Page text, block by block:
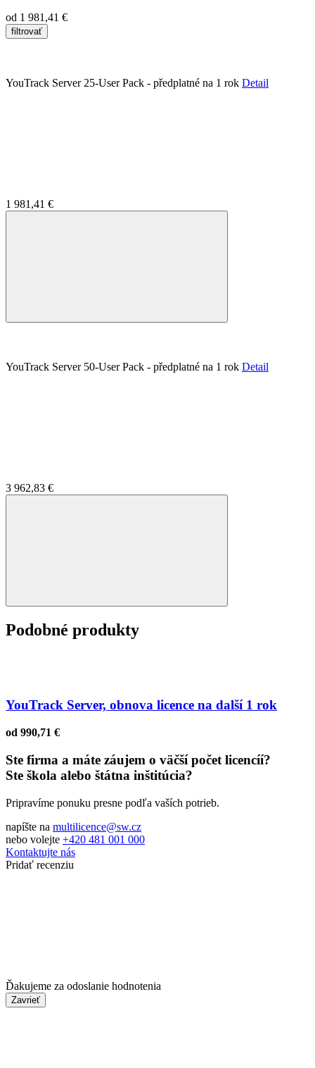
od 1 981,41 €
YouTrack Server 25-User Pack - předplatné na 1 rok Detail
1 981,41 €
YouTrack Server 50-User Pack - předplatné na 1 rok Detail
3 962,83 €
Podobné produkty
YouTrack Server, obnova licence na další 1 rok
od 990,71 €
Ste firma a máte záujem o väčší počet licencíí?
Ste škola alebo štátna inštitúcia?
Pripravíme ponuku presne podľa vaších potrieb.
napíšte na multilicence@sw.cz
nebo volejte +420 481 001 000
Kontaktujte nás
Pridať recenziu
Ďakujeme za odoslanie hodnotenia
Zavrieť